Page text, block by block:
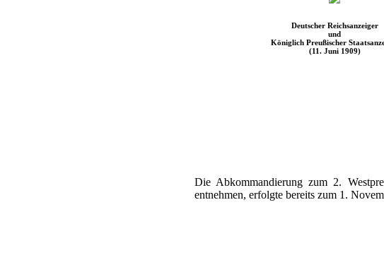
Deutscher Reichsanzeiger
und
Königlich Preußischer
(11. Juni 1909)
Die Abkommandierung zum 2.
entnehmen, erfolgte bereits zum 1.